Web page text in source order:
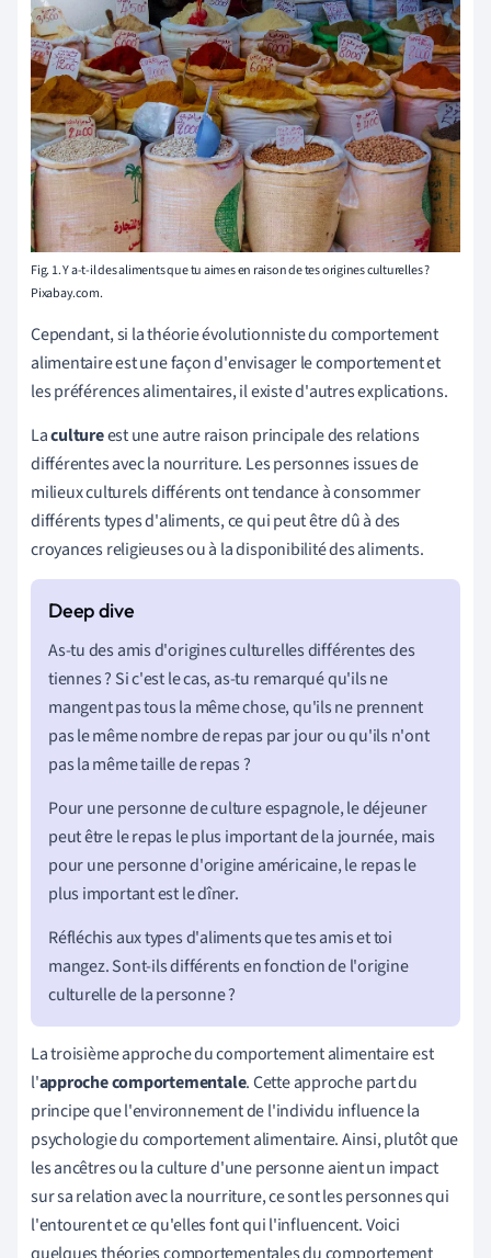
Fig. 1. Y a-t-il des aliments que tu aimes en raison de tes origines culturelles ?
Pixabay.com.
Cependant, si la théorie évolutionniste du comportement
alimentaire est une façon d'envisager le comportement et
les préférences alimentaires, il existe d'autres explications.
Lacultureest une autre raison principale des relations
différentes avec la nourriture. Les personnes issues de
milieux culturels différents ont tendance à consommer
différents types d'aliments, ce qui peut être dû à des
croyances religieuses ou à la disponibilité des aliments.
As-tu des amis d'origines culturelles différentes des
tiennes ? Si c'est le cas, as-tu remarqué qu'ils ne
mangent pas tous la même chose, qu'ils ne prennent
pas le même nombre de repas par jour ou qu'ils n'ont
pas la même taille de repas ?
Pour une personne de culture espagnole, le déjeuner
peut être le repas le plus important de la journée, mais
pour une personne d'origine américaine, le repas le
plus important est le dîner.
Réfléchis aux types d'aliments que tes amis et toi
mangez. Sont-ils différents en fonction de l'origine
culturelle de la personne ?
La troisième approche du comportement alimentaire est
l'approche comportementale. Cette approche part du
principe que l'environnement de l'individu influence la
psychologie du comportement alimentaire. Ainsi, plutôt que
les ancêtres ou la culture d'une personne aient un impact
sur sa relation avec la nourriture, ce sont les personnes qui
l'entourent et ce qu'elles font qui l'influencent. Voici